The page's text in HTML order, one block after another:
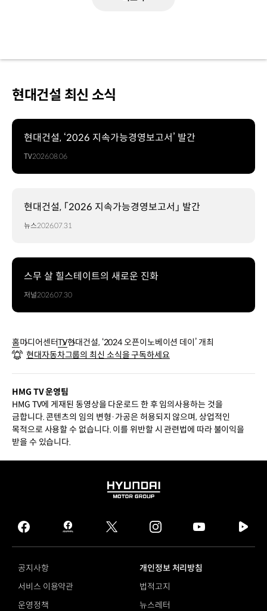
현대건설 최신 소식
현대건설, ‘2026 지속가능경영보고서’ 발간
TV2026.08.06
현대건설, 「2026 지속가능경영보고서」 발간
뉴스2026.07.31
스무 살 힐스테이트의 새로운 진화
저널2026.07.30
홈미디어센터TV현대건설, ‘2024 오픈이노베이션 데이’ 개최
현대자동차그룹의 최신 소식을 구독하세요
HMG TV 운영팀
HMG TV에 게재된 동영상을 다운로드 한 후 임의사용하는 것을
금합니다. 콘텐츠의 임의 변형·가공은 허용되지 않으며, 상업적인
목적으로 사용할 수 없습니다. 이를 위반할 시 관련법에 따라 불이익을
받을 수 있습니다.
HYUNDAI
GROUP
facebook
hmg
journal
twitter instagram
tv
공지사항
개인정보 처리방침
서비스 이용약관
법적고지
운영정책
뉴스레터